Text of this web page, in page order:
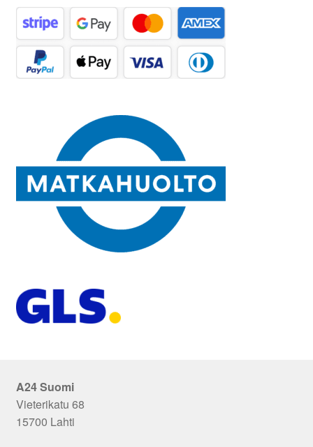
A24 Suomi
Vieterikatu 68
15700 Lahti